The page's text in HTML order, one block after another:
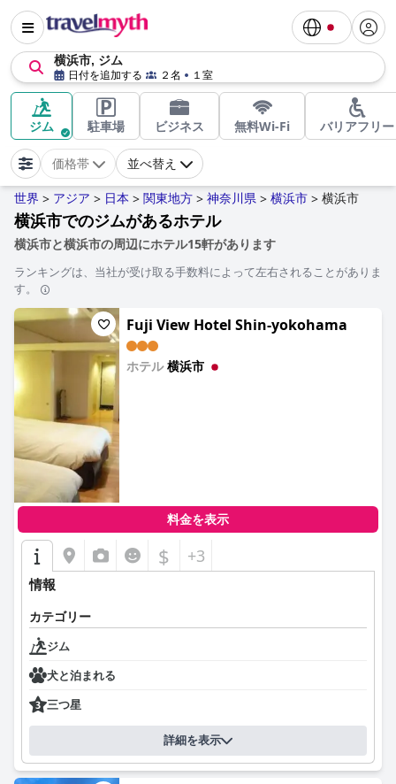
横浜市, ジム
日付を追加する ２名 １室
ジム 駐車場 ビジネス 無料Wi-Fi バリアフリー
価格帯 並べ替え
世界 > アジア > 日本 > 関東地方 > 神奈川県 > 横浜市 > 横浜市
横浜市でのジムがあるホテル
横浜市と横浜市の周辺にホテル15軒があります
ランキングは、当社が受け取る手数料によって左右されることがありま
す。
Fuji View Hotel Shin-yokohama
ホテル横浜市
料金を表示
$ +3
情報
カテゴリー
ジム
犬と泊まれる
三つ星
詳細を表示